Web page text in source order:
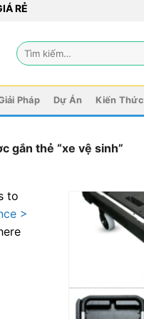
RẺ
Tìm
kiếm:
Pháp Dự Án Kiến Thức
gắn thẻ “xe vệ sinh”
to
>